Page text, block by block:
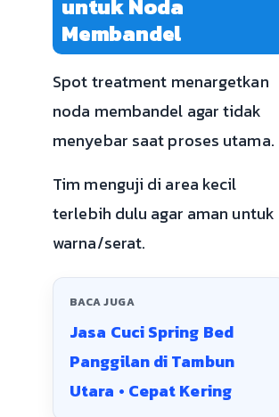
untuk Noda
Membandel
Spot treatment menargetkan
noda membandel agar tidak
menyebar saat proses utama.
Tim menguji di area kecil
terlebih dulu agar aman untuk
warna/serat.
BACA JUGA
Jasa Cuci Spring Bed
Panggilan di Tambun
Utara • Cepat Kering